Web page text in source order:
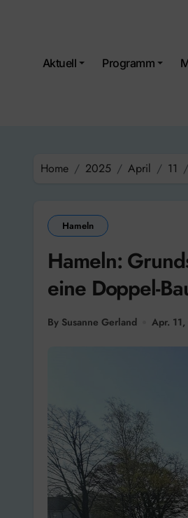
Aktuell Programm
Home 2025 April 11
Hameln
Hameln:
eine Doppel-
By Susanne Gerland Apr.